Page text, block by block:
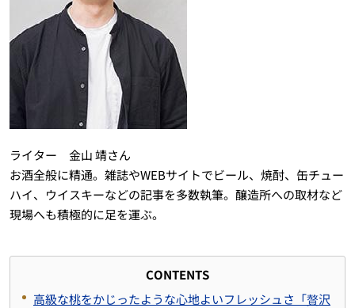
ライター 金山 靖さん
お酒全般に精通。雑誌やWEBサイトでビール、焼酎、缶チュー
ハイ、ウイスキーなどの記事を多数執筆。醸造所への取材など
現場へも積極的に足を運ぶ。
CONTENTS
高級な桃をかじったような心地よいフレッシュさ「贅沢